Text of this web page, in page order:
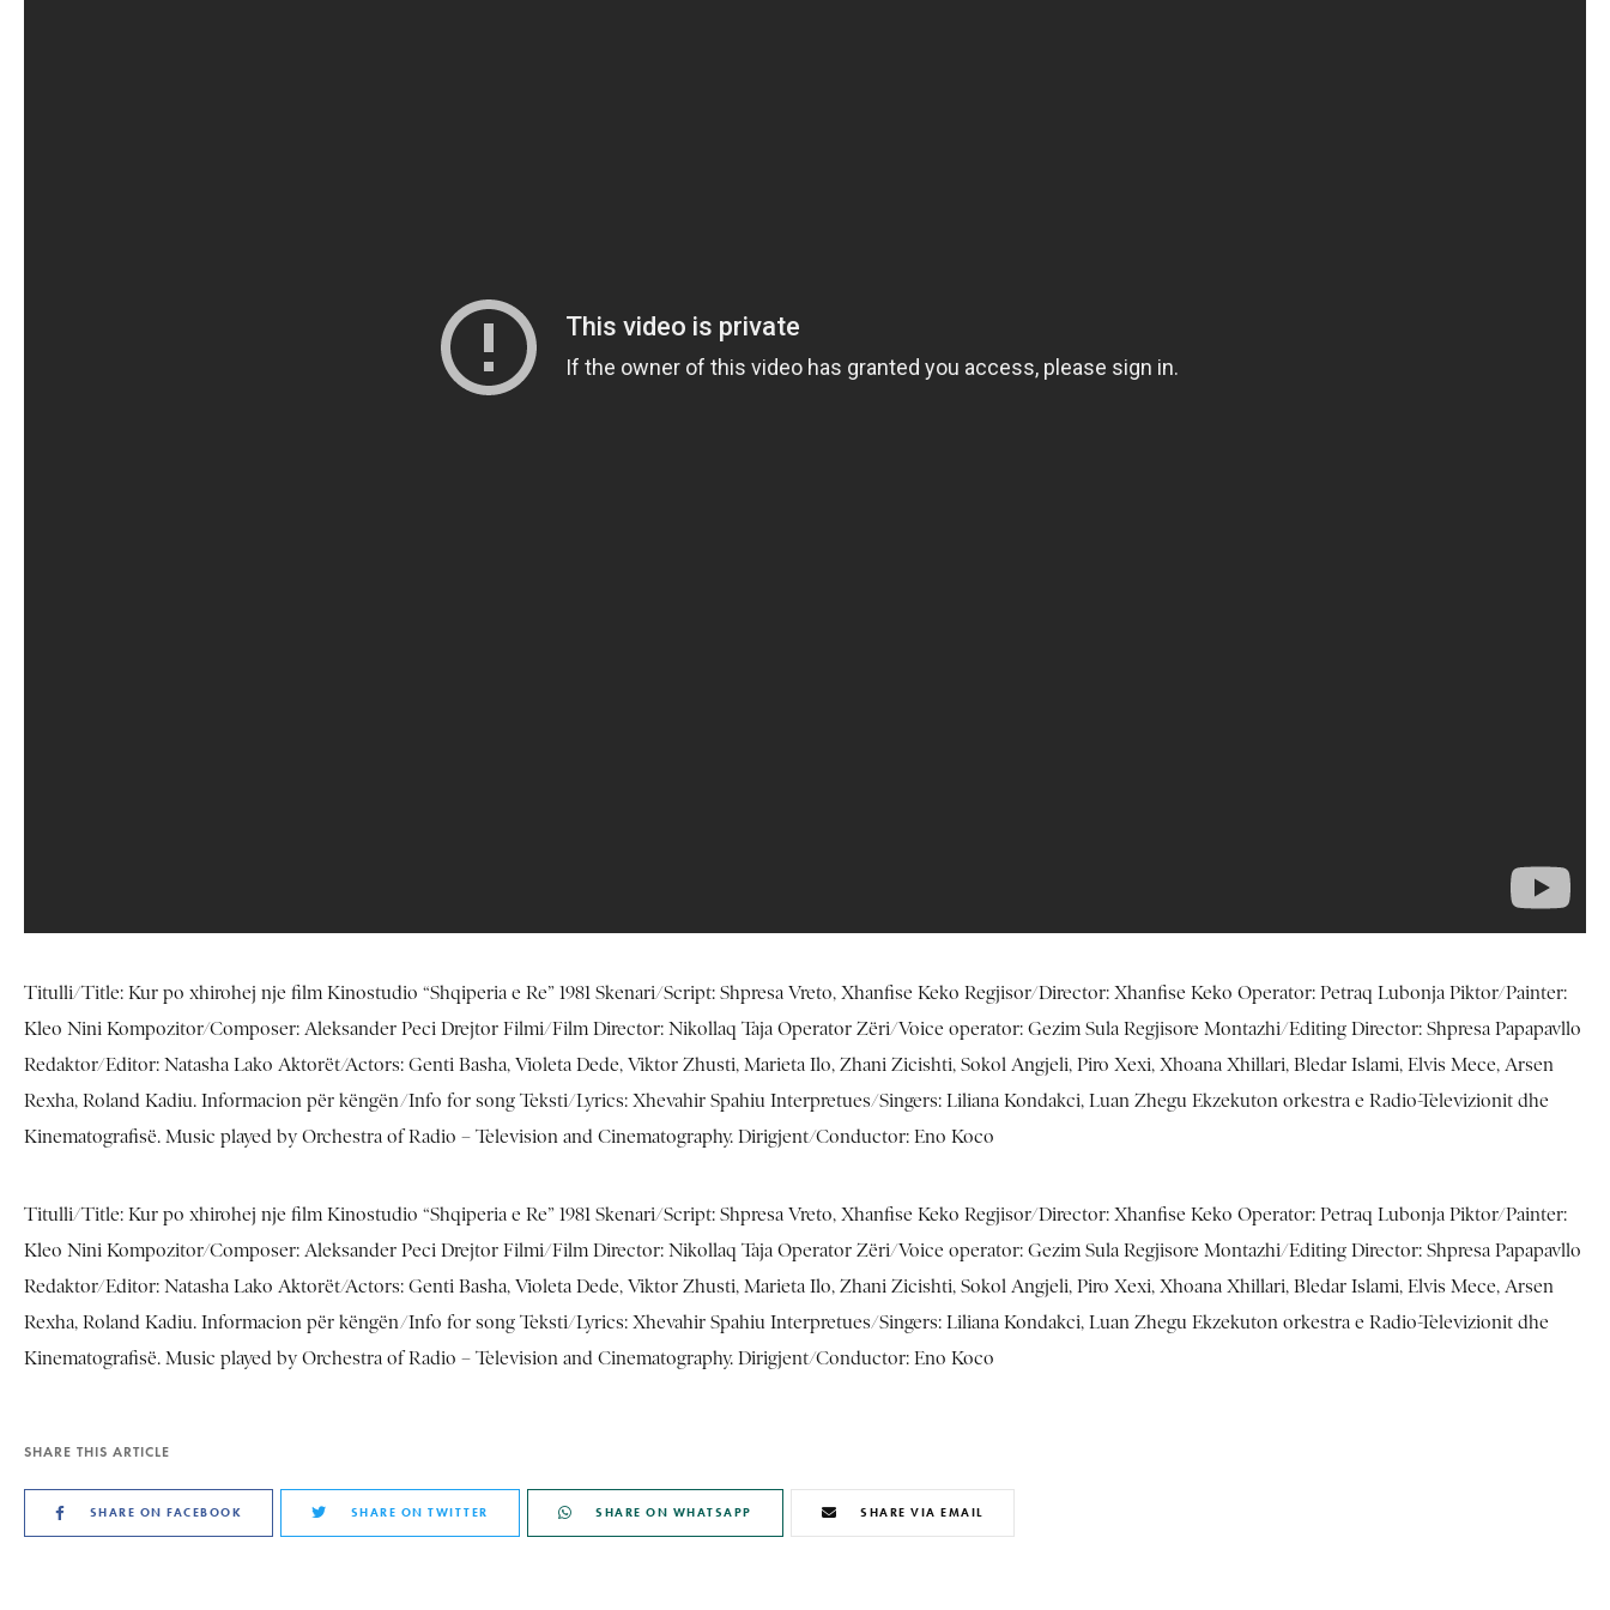
Titulli/Title: Kur po xhirohej nje film Kinostudio “Shqiperia e Re” 1981 Skenari/Script: Shpresa Vreto, Xhanfise Keko Regjisor/Director: Xhanfise Keko Operator: Petraq Lubonja Piktor/Painter:
Kleo Nini Kompozitor/Composer: Aleksander Peci Drejtor Filmi/Film Director: Nikollaq Taja Operator Zëri/Voice operator: Gezim Sula Regjisore Montazhi/Editing Director: Shpresa Papapavllo
Redaktor/Editor: Natasha Lako Aktorët/Actors: Genti Basha, Violeta Dede, Viktor Zhusti, Marieta Ilo, Zhani Zicishti, Sokol Angjeli, Piro Xexi, Xhoana Xhillari, Bledar Islami, Elvis Mece, Arsen
Rexha, Roland Kadiu. Informacion për këngën/Info for song Teksti/Lyrics: Xhevahir Spahiu Interpretues/Singers: Liliana Kondakci, Luan Zhegu Ekzekuton orkestra e Radio-Televizionit dhe
Kinematografisë. Music played by Orchestra of Radio – Television and Cinematography. Dirigjent/Conductor: Eno Koco
Titulli/Title: Kur po xhirohej nje film Kinostudio “Shqiperia e Re” 1981 Skenari/Script: Shpresa Vreto, Xhanfise Keko Regjisor/Director: Xhanfise Keko Operator: Petraq Lubonja Piktor/Painter:
Kleo Nini Kompozitor/Composer: Aleksander Peci Drejtor Filmi/Film Director: Nikollaq Taja Operator Zëri/Voice operator: Gezim Sula Regjisore Montazhi/Editing Director: Shpresa Papapavllo
Redaktor/Editor: Natasha Lako Aktorët/Actors: Genti Basha, Violeta Dede, Viktor Zhusti, Marieta Ilo, Zhani Zicishti, Sokol Angjeli, Piro Xexi, Xhoana Xhillari, Bledar Islami, Elvis Mece, Arsen
Rexha, Roland Kadiu. Informacion për këngën/Info for song Teksti/Lyrics: Xhevahir Spahiu Interpretues/Singers: Liliana Kondakci, Luan Zhegu Ekzekuton orkestra e Radio-Televizionit dhe
Kinematografisë. Music played by Orchestra of Radio – Television and Cinematography. Dirigjent/Conductor: Eno Koco
SHARE THIS ARTICLE
SHARE ON FACEBOOK SHARE ON TWITTER SHARE ON WHATSAPP SHARE VIA EMAIL